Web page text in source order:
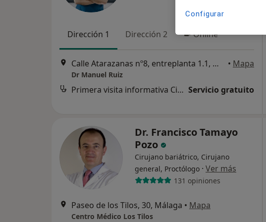
Dirección 1 Dirección 2 Online
Calle Atarazanas nº8, entreplanta 1.1, Málaga • Mapa
Dr Manuel Ruiz
Primera visita informativa Cirugía bariatrica Servicio gratuito
Dr. Francisco Tamayo
Pozo
Cirujano bariátrico, Cirujano
general, Proctólogo · Ver más
131 opiniones
Paseo de los Tilos, 30, Málaga • Mapa
Centro Médico Los Tilos
Configurar